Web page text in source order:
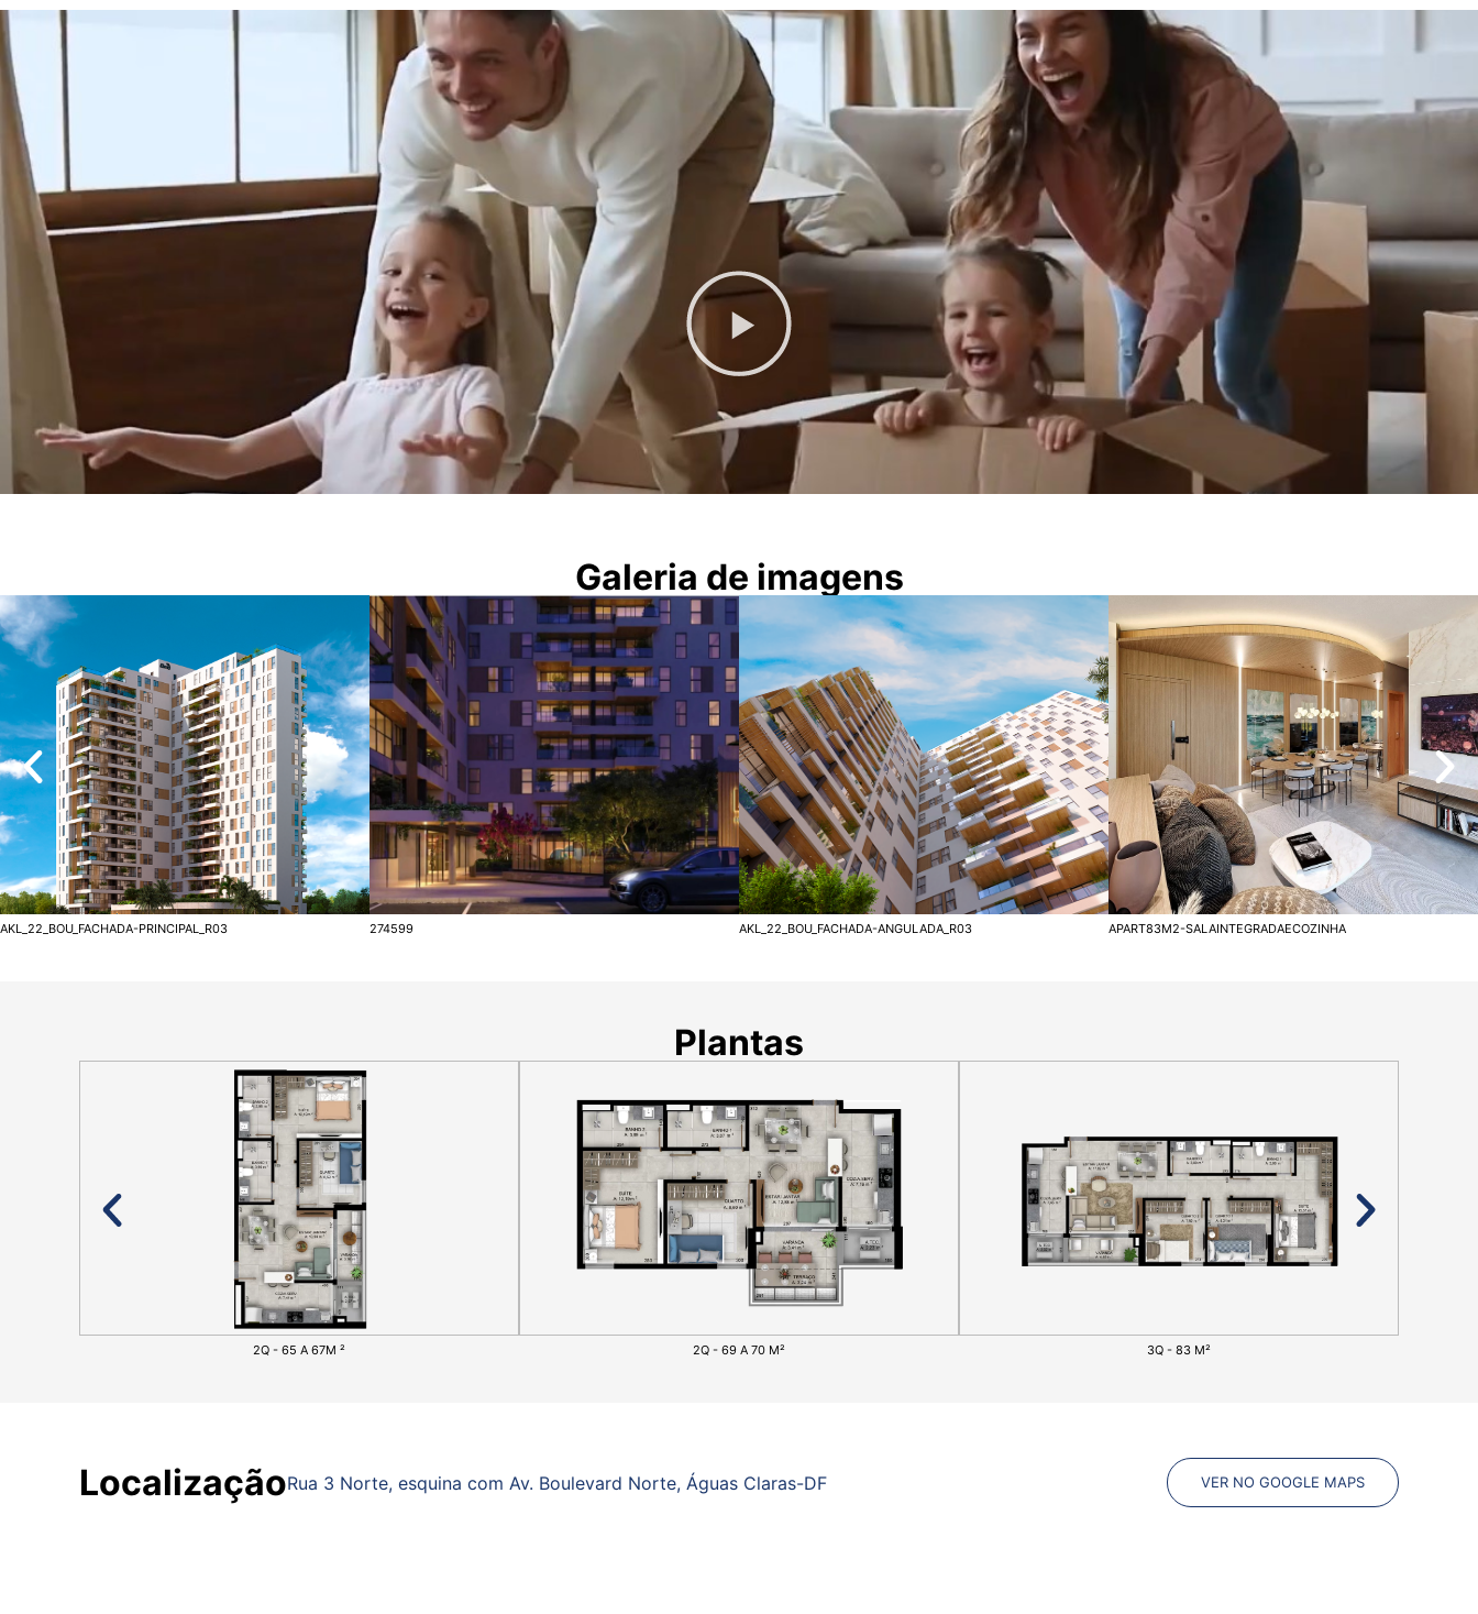
Galeria de imagens
AKL_22_BOU_FACHADA-PRINCIPAL_R03 274599 AKL_22_BOU_FACHADA-ANGULADA_R03 APART83M2-SALAINTEGRADAECOZINHA
Plantas
2Q - 65 A 67M ² 2Q - 69 A 70 M² 3Q - 83 M²
LocalizaçãoRua 3 Norte, esquina com Av. Boulevard Norte, Águas Claras-DF VER NO GOOGLE MAPS